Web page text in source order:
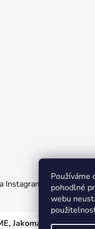
Používáme
pohodlné
webu
Instagramu
Jakomama.cz.